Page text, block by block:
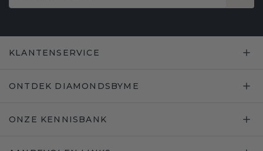
KLANTENSERVICE
ONTDEK DIAMONDSBYME
ONZE KENNISBANK